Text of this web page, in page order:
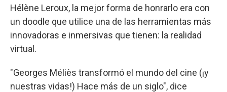
Hélène Leroux, la mejor forma de honrarlo era con
un doodle que utilice una de las herramientas más
innovadoras e inmersivas que tienen: la realidad
virtual.
"Georges Méliès transformó el mundo del cine (¡y
nuestras vidas!) Hace más de un siglo", dice